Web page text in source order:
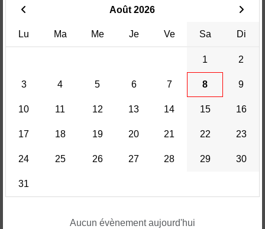
Août 2026
Lu Ma Me Je Ve Sa Di
1 2
3 4 5 6 7 8 9
10 11 12 13 14 15 16
17 18 19 20 21 22 23
24 25 26 27 28 29 30
31
Aucun évènement aujourd'hui